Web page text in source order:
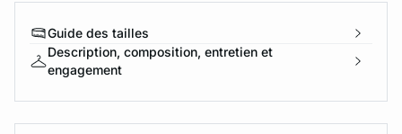
Guide des tailles
Description, composition, entretien et
engagement